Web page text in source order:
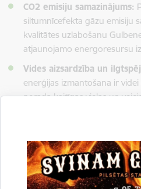
CO2 emisiju samazinājums:
siltumnīcefekta gāzu emisiju
kvalitātes uzlabošanu
atjaunojamo energoresursu
Vides aizsardzība un
enerģijas izmantošana ir
nerada kaitīgas vielas un
iebūvētu viedo
enerģijas uzglabāšanas
datu monitoringu.